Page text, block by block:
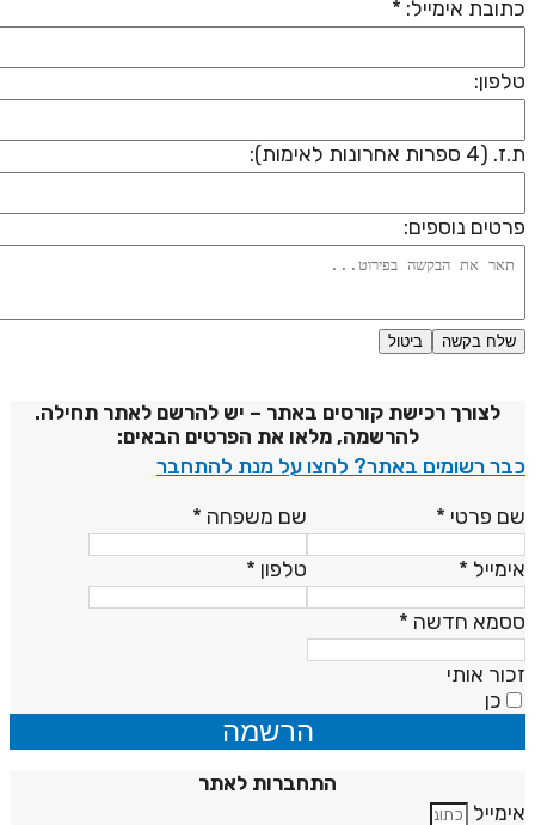
אימייל: *
ספרות אחרונות לאימות):
נוספים:
שלח בקשה ביטול
לצורך רכישת קורסים באתר – יש להרשם לאתר תחילה.
להרשמה, מלאו את הפרטים הבאים:
רשומים באתר? לחצו על מנת להתחבר
פרטי* שם משפחה*
* טלפון*
חדשה*
אותי
כן
הרשמה
התחברות לאתר